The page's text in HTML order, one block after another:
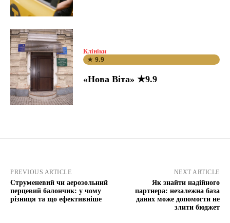
Клініки
★ 9.9
«Нова Віта» ★9.9
PREVIOUS ARTICLE
Струменевий чи аерозольний
перцевий балончик: у чому
різниця та що ефективніше
NEXT ARTICLE
Як знайти надійного
партнера: незалежна база
даних може допомогти не
злити бюджет